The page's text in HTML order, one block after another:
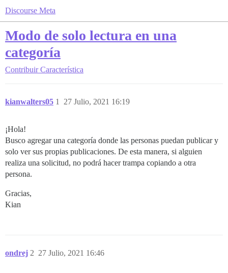
Discourse Meta
Modo de solo lectura en una
categoría
Contribuir Característica
kianwalters05 27 Julio, 2021 16:19
1
¡Hola!
Busco agregar una categoría donde las personas puedan publicar y
solo ver sus propias publicaciones. De esta manera, si alguien
realiza una solicitud, no podrá hacer trampa copiando a otra
persona.
Gracias,
Kian
ondrej 27 Julio, 2021 16:46
2